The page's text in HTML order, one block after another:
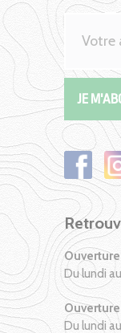
Du lundi
Du lundi